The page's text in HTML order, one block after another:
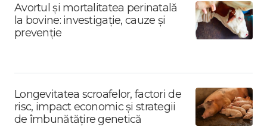
Avortul și mortalitatea perinatală
la bovine: investigație, cauze și
prevenție
Longevitatea scroafelor, factori de
risc, impact economic și strategii
de îmbunătățire genetică